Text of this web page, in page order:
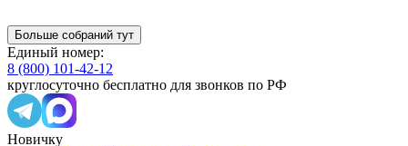
Больше собраний тут
Единый номер:
8 (800) 101-42-12
круглосуточно бесплатно для звонков по РФ
Новичку